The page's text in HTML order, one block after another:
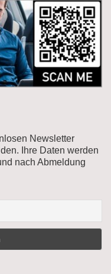
Newsletter
Ihre Daten werden
nach Abmeldung